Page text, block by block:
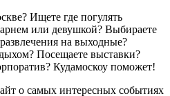
Ищете где погулять
или девушкой? Выбираете
на выходные?
Посещаете выставки?
Кудамоскоу поможет!
о самых интересных событиях